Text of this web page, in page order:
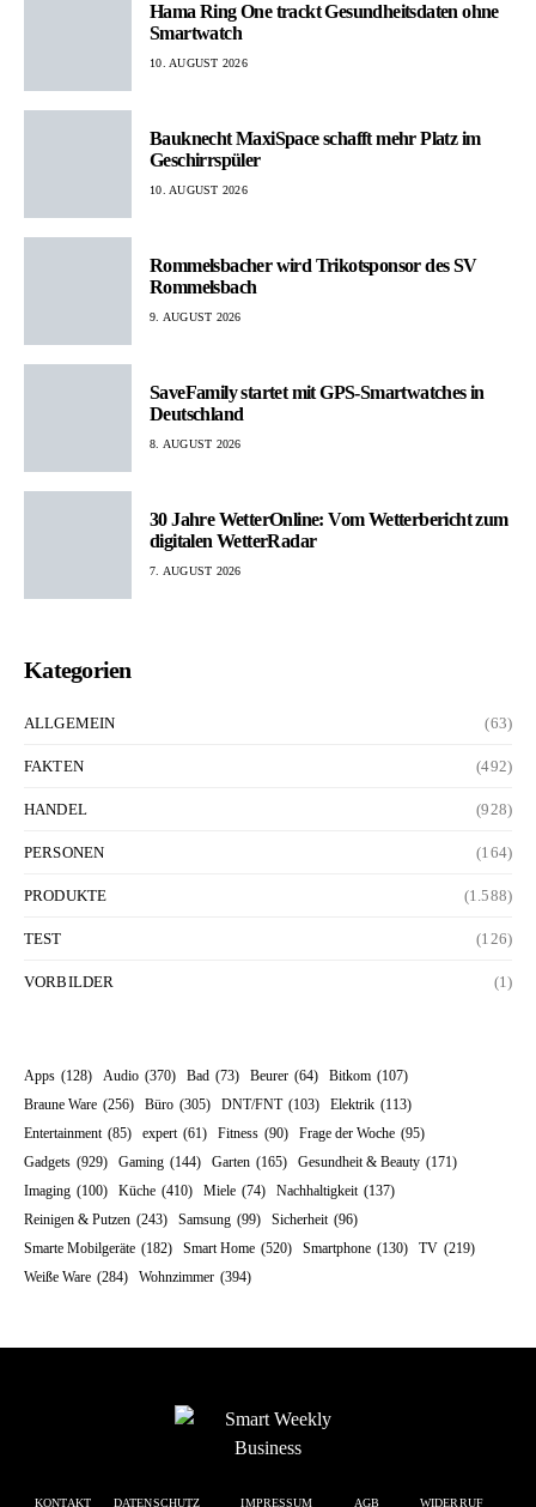
Hama Ring One trackt Gesundheitsdaten ohne
Smartwatch
10. AUGUST 2026
Bauknecht MaxiSpace schafft mehr Platz im
Geschirrspüler
10. AUGUST 2026
Rommelsbacher wird Trikotsponsor des SV
Rommelsbach
9. AUGUST 2026
SaveFamily startet mit GPS-Smartwatches in
Deutschland
8. AUGUST 2026
30 Jahre WetterOnline: Vom Wetterbericht zum
digitalen WetterRadar
7. AUGUST 2026
Kategorien
ALLGEMEIN (63)
FAKTEN (492)
HANDEL (928)
PERSONEN (164)
PRODUKTE (1.588)
TEST (126)
VORBILDER (1)
Apps (128) Audio (370) Bad (73) Beurer (64) Bitkom (107)
Braune Ware (256) Büro (305) DNT/FNT (103) Elektrik (113)
Entertainment (85) expert (61) Fitness (90) Frage der Woche (95)
Gadgets (929) Gaming (144) Garten (165) Gesundheit & Beauty (171)
Imaging (100) Küche (410) Miele (74) Nachhaltigkeit (137)
Reinigen & Putzen (243) Samsung (99) Sicherheit (96)
Smarte Mobilgeräte (182) Smart Home (520) Smartphone (130) TV (219)
Weiße Ware (284) Wohnzimmer (394)
KONTAKT DATENSCHUTZ IMPRESSUM AGB WIDERRUF